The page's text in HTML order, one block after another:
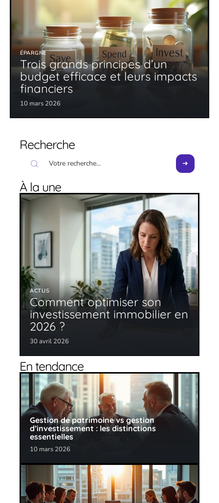
ÉPARGNE
Trois grands principes d’un
budget efficace et leurs impacts
financiers
10 mars 2026
Recherche
À la une
ACTUS
Comment optimiser son
investissement immobilier en
2026 ?
30 avril 2026
En tendance
Gestion de patrimoine vs gestion
d’investissement : les distinctions
essentielles
10 mars 2026